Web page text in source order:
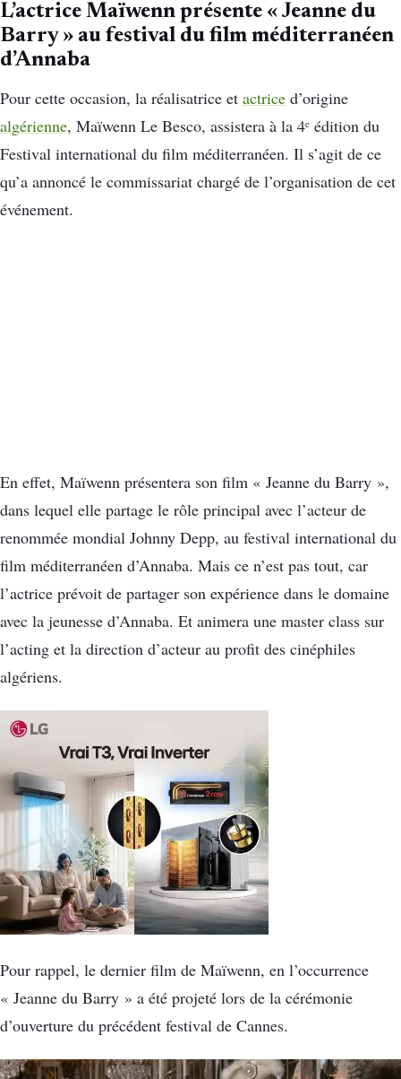
L’actrice Maïwenn présente « Jeanne du
Barry » au festival du film méditerranéen
d’Annaba
Pour cette occasion, la réalisatrice et actrice d’origine
algérienne, Maïwenn Le Besco, assistera à la 4ᵉ édition du
Festival international du film méditerranéen. Il s’agit de ce
qu’a annoncé le commissariat chargé de l’organisation de cet
événement.
En effet, Maïwenn présentera son film « Jeanne du Barry »,
dans lequel elle partage le rôle principal avec l’acteur de
renommée mondial Johnny Depp, au festival international du
film méditerranéen d’Annaba. Mais ce n’est pas tout, car
l’actrice prévoit de partager son expérience dans le domaine
avec la jeunesse d’Annaba. Et animera une master class sur
l’acting et la direction d’acteur au profit des cinéphiles
algériens.
Pour rappel, le dernier film de Maïwenn, en l’occurrence
« Jeanne du Barry » a été projeté lors de la cérémonie
d’ouverture du précédent festival de Cannes.